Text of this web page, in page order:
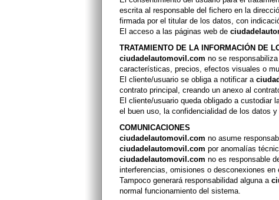
escrita al responsable del fichero en la
firmada por el titular de los datos, con
El acceso a las páginas web de
TRATAMIENTO DE LA INFORMACIÓN DE
ciudadelautomovil.com no se
características, precios, efectos visuales o
El cliente/usuario se obliga a notificar a
contrato principal, creando un anexo al
El cliente/usuario queda obligado a custodiar
el buen uso, la confidencialidad de los datos
COMUNICACIONES
ciudadelautomovil.com no asume
ciudadelautomovil.com por anomalías
ciudadelautomovil.com no es responsable
interferencias, omisiones o desconexiones
Tampoco generará responsabilidad alguna a
normal funcionamiento del sistema.